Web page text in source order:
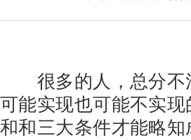
很多的人，总分不
可能实现也可能不实
和和三大条件才能略